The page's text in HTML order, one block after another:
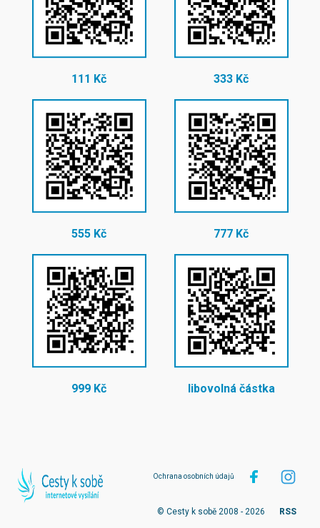
111 Kč 333 Kč
555 Kč 777 Kč
999 Kč libovolná částka
Ochrana osobních údajů
© Cesty k sobě 2008 - 2026 RSS